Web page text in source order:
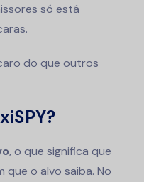
só está
do que outros
, o que significa que
que o alvo saiba. No